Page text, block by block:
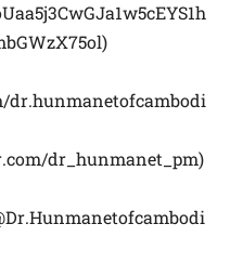
dr.hunmanetofcambodi
dr_hunmanet_pm)